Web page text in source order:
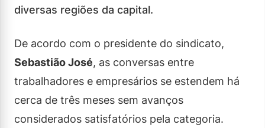
diversas regiões da capital.
De acordo com o presidente do sindicato,
Sebastião José, as conversas entre
trabalhadores e empresários se estendem há
cerca de três meses sem avanços
considerados satisfatórios pela categoria.